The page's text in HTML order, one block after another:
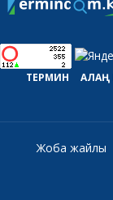
ТЕРМИН АЛАҢ
Жоба жайлы